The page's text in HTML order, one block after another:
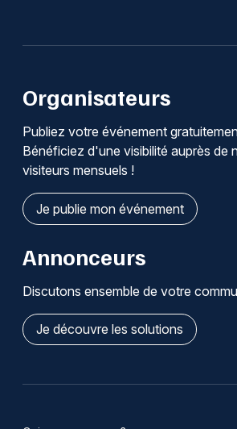
Organisateurs
Publiez votre événement
Bénéficiez d'une visibilité auprès de
visiteurs mensuels !
Je publie mon événement
Annonceurs
Discutons ensemble de votre
Je découvre les solutions